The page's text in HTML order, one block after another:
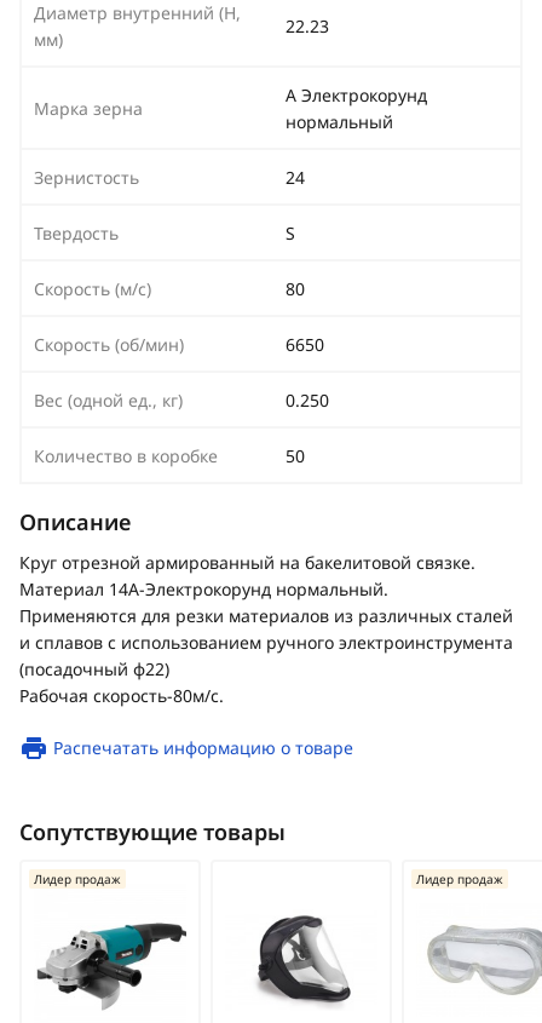
Диаметр внутренний (H,
мм)
22.23
Марка зерна
A Электрокорунд
нормальный
Зернистость 24
Твердость S
Скорость (м/с) 80
Скорость (об/мин) 6650
Вес (одной ед., кг) 0.250
Количество в коробке 50
Описание
Круг отрезной армированный на бакелитовой связке.
Материал 14А-Электрокорунд нормальный.
Применяются для резки материалов из различных сталей
и сплавов с использованием ручного электроинструмента
(посадочный ф22)
Рабочая скорость-80м/с.
Распечатать информацию о товаре
Сопутствующие товары
Лидер продаж Лидер продаж